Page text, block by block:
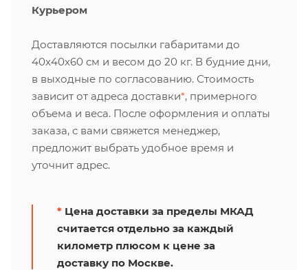
Курьером
Доставляются посылки габаритами до
40х40х60 см и весом до 20 кг. В будние дни,
в выходные по согласованию. Стоимость
зависит от адреса доставки*, примерного
объема и веса. После оформления и оплаты
заказа, с вами свяжется менеджер,
предложит выбрать удобное время и
уточнит адрес.
* Цена доставки за пределы МКАД
считается отдельно за каждый
километр плюсом к цене за
доставку по Москве.